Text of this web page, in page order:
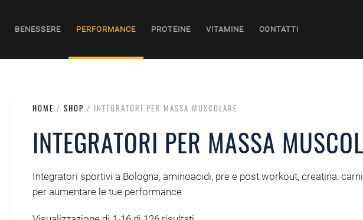
BENESSERE PERFORMANCE PROTEINE VITAMINE CONTATTI
HOME / SHOP / INTEGRATORI PER MASSA MUSCOLARE
INTEGRATORI PER MASSA
Integratori sportivi a Bologna, aminoacidi, pre e post workout, creatina,
per aumentare le tue performance